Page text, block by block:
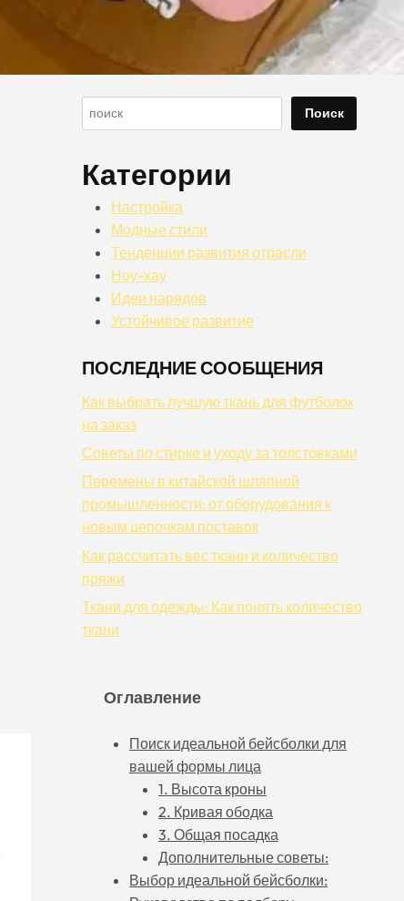
Поиск Поиск
Категории
Настройка
Модные стили
Тенденции развития отрасли
Ноу-хау
Идеи нарядов
Устойчивое развитие
ПОСЛЕДНИЕ СООБЩЕНИЯ
Как выбрать лучшую ткань для футболок
на заказ
Советы по стирке и уходу за толстовками
Перемены в китайской шляпной
промышленности: от оборудования к
новым цепочкам поставок
Как рассчитать вес ткани и количество
пряжи
Ткани для одежды: Как понять количество
ткани
Оглавление
Поиск идеальной бейсболки для
вашей формы лица
1. Высота кроны
2. Кривая ободка
3. Общая посадка
Дополнительные советы:
Выбор идеальной бейсболки: